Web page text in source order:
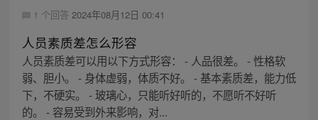
1 个回答 2024年08月12日 00:41
人员素质差怎么形容
人员素质差可以用以下方式形容： - 人品很差。 - 性格软
弱、胆小。 - 身体虚弱，体质不好。 - 基本素质差，能力低
下，不硬实。 - 玻璃心，只能听好听的，不愿听不好听
的。 - 容易受到外来影响，对...